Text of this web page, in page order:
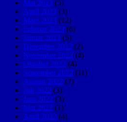
Mai 2023 (5)
April 2023 (3)
März 2023 (12)
Februar 2023 (6)
Januar 2023 (5)
Dezember 2022 (2)
November 2022 (4)
Oktober 2022 (4)
September 2022 (11)
August 2022 (7)
Juli 2022 (3)
Juni 2022 (3)
Mai 2022 (1)
April 2022 (4)